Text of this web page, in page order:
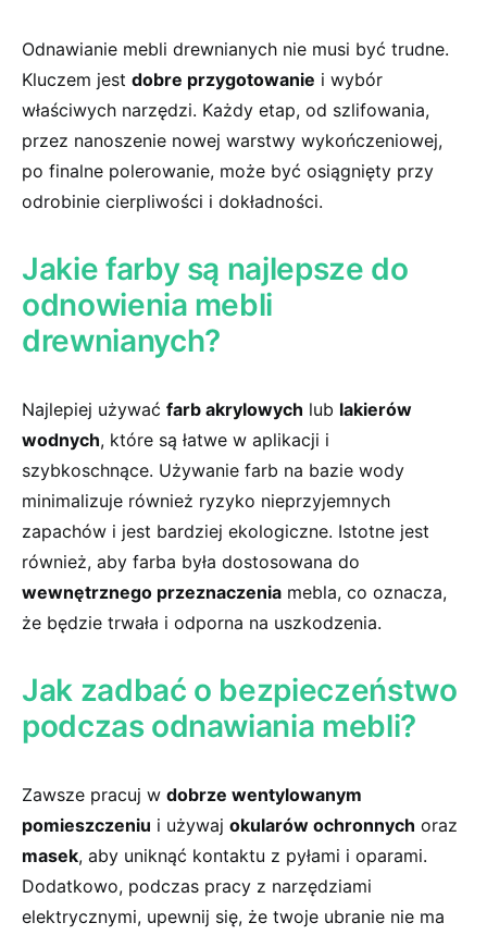
Odnawianie mebli drewnianych nie musi być trudne.
Kluczem jest dobre przygotowanie i wybór
właściwych narzędzi. Każdy etap, od szlifowania,
przez nanoszenie nowej warstwy wykończeniowej,
po⁤ finalne polerowanie, może być osiągnięty przy
odrobinie cierpliwości ⁣i dokładności.
Jakie farby ​są najlepsze do
odnowienia⁣ mebli
drewnianych?
Najlepiej używać farb akrylowych lub lakierów
wodnych, które są łatwe w aplikacji i
szybkoschnące. Używanie farb na bazie‍ wody
minimalizuje również ryzyko nieprzyjemnych
zapachów i jest bardziej ekologiczne. Istotne jest
⁢również, aby farba była dostosowana do
wewnętrznego przeznaczenia ‌mebla, co oznacza,⁢
że będzie trwała i​ odporna na uszkodzenia.
Jak zadbać o bezpieczeństwo
podczas ⁣odnawiania mebli?
Zawsze pracuj w dobrze wentylowanym⁤
pomieszczeniu ⁢i używaj okularów ochronnych oraz
masek, aby uniknąć​ kontaktu z pyłami i oparami.
Dodatkowo, ‍podczas pracy z narzędziami
elektrycznymi, upewnij się, że twoje ubranie nie ma